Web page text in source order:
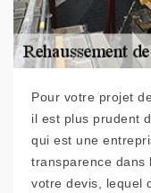
Pour votre projet
il est plus prudent
qui est une
transparence dans
votre devis, lequel